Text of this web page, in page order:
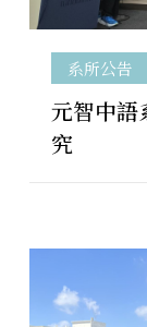
系所公告
元智中語
究